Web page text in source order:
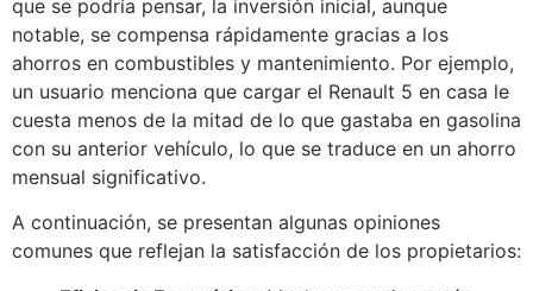
que se podría pensar, la inversión inicial, aunque
notable, se compensa rápidamente gracias a los
ahorros en combustibles y mantenimiento. Por ejemplo,
un usuario menciona que cargar el Renault 5 en casa le
cuesta menos de la mitad de lo que gastaba en gasolina
con su anterior vehículo, lo que se traduce en un ahorro
mensual significativo.
A continuación, se presentan algunas opiniones
comunes que reflejan la satisfacción de los propietarios: